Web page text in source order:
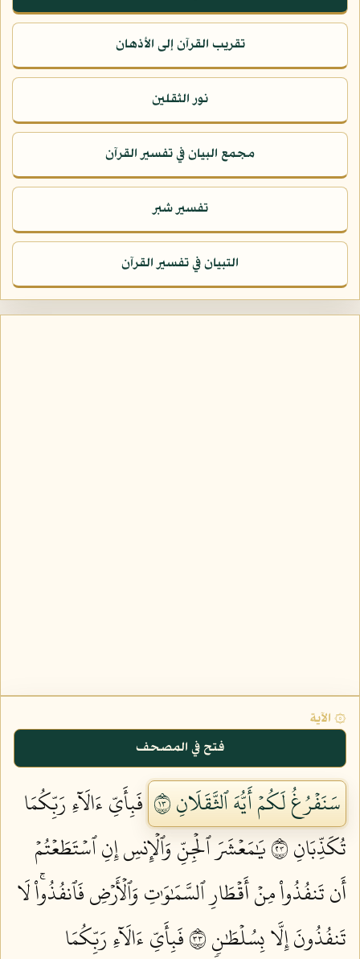
تقريب القرآن إلى الأذهان
نور الثقلين
مجمع البيان في تفسير القرآن
تفسير شبر
التبيان في تفسير القرآن
۞ الآية
فتح في المصحف
سَنَفۡرُغُ لَكُمۡ أَيُّهَ ٱلثَّقَلَانِ ٣١
فَبِأَيِّ ءَالَآءِ رَبِّكُمَا
تُكَذِّبَانِ ٣٢
يَٰمَعۡشَرَ ٱلۡجِنِّ وَٱلۡإِنسِ إِنِ ٱسۡتَطَعۡتُمۡ
أَن تَنفُذُواْ مِنۡ أَقۡطَارِ ٱلسَّمَٰوَٰتِ وَٱلۡأَرۡضِ فَٱنفُذُواْۚ لَا
تَنفُذُونَ إِلَّا بِسُلۡطَٰنٖ ٣٣
فَبِأَيِّ ءَالَآءِ رَبِّكُمَا